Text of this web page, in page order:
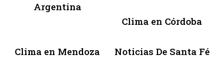
Argentina
Clima en Córdoba
Clima en Mendoza Noticias De Santa Fé